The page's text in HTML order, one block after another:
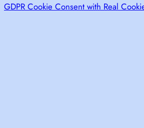
GDPR Cookie Consent with Real